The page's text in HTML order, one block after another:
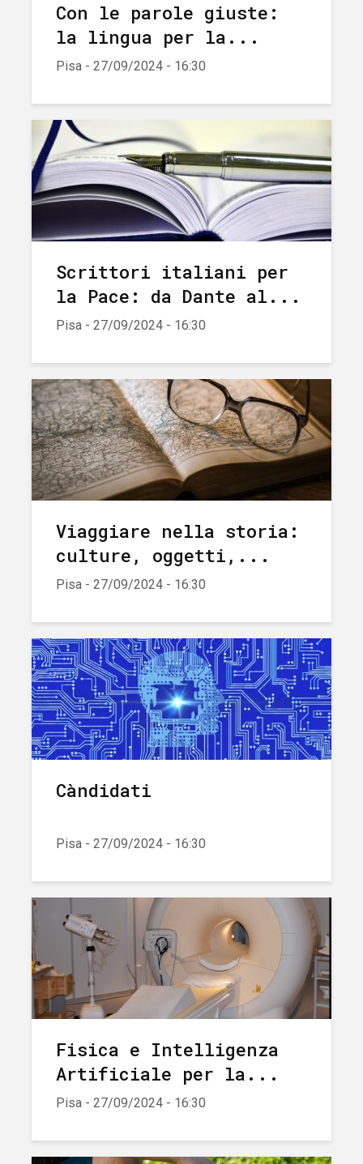
Con le parole giuste:
la lingua per la...
Pisa - 27/09/2024 - 16:30
Scrittori italiani per
la Pace: da Dante al...
Pisa - 27/09/2024 - 16:30
Viaggiare nella storia:
culture, oggetti,...
Pisa - 27/09/2024 - 16:30
Càndidati
Pisa - 27/09/2024 - 16:30
Fisica e Intelligenza
Artificiale per la...
Pisa - 27/09/2024 - 16:30